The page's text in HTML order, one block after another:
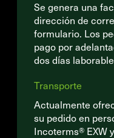
Se genera una
dirección de
formulario. Los
pago por
dos días
Transporte
Actualmente
su pedido en
Incoterms® EXW